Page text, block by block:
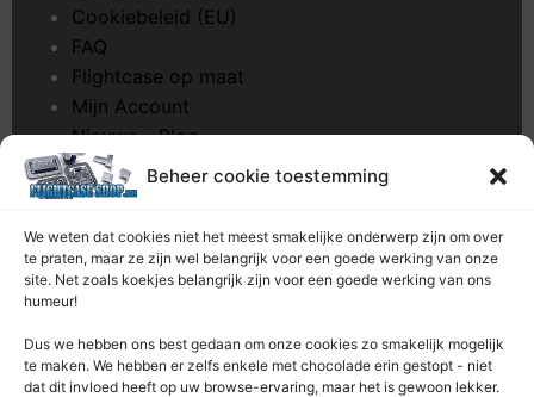
Beheer cookie toestemming
We weten dat cookies niet het meest smakelijke onderwerp zijn om over
te praten, maar ze zijn wel belangrijk voor een goede werking van onze
site. Net zoals koekjes belangrijk zijn voor een goede werking van ons
humeur!
Dus we hebben ons best gedaan om onze cookies zo smakelijk mogelijk
te maken. We hebben er zelfs enkele met chocolade erin gestopt - niet
dat dit invloed heeft op uw browse-ervaring, maar het is gewoon lekker.
Cookiebeleid (EU)
FAQ
Flightcase op maat
Mijn Account
Nieuws – Blog
Onderhoud pagina
Over ons
Retourrecht
Winkelwagen
Zaagservice – CNC
Contacteer Ons